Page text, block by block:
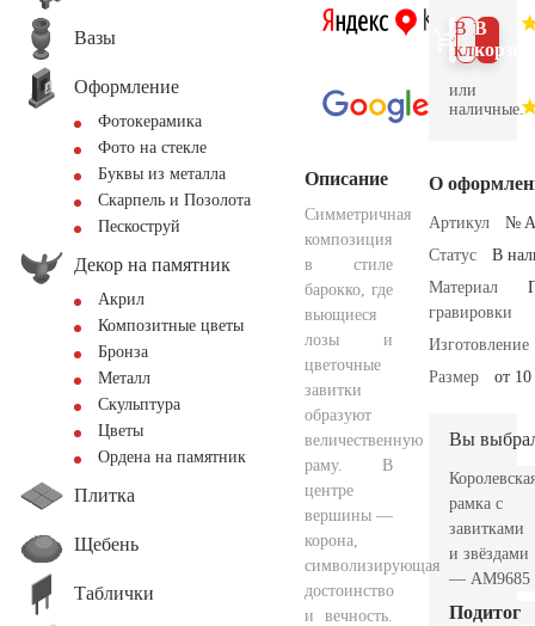
Вазы
Оформление
Фотокерамика
Фото на стекле
Буквы из металла
Скарпель и Позолота
Пескоструй
Декор на памятник
Акрил
Композитные цветы
Бронза
Металл
Скульптура
Цветы
Ордена на памятник
Плитка
Щебень
Таблички
Описание
Симметричная
композиция
в стиле
барокко, где
вьющиеся
лозы и
цветочные
завитки
образуют
величественную
раму. В
центре
вершины —
корона,
символизирующая
достоинство
и вечность.
В
В 1
клик
или
наличные.
О
Артикул
№
Статус
В
Материал
гравировки
Изготовление
Размер
от
Вы
рамка с
завитками
и звёздами
— AM9685
Подитог